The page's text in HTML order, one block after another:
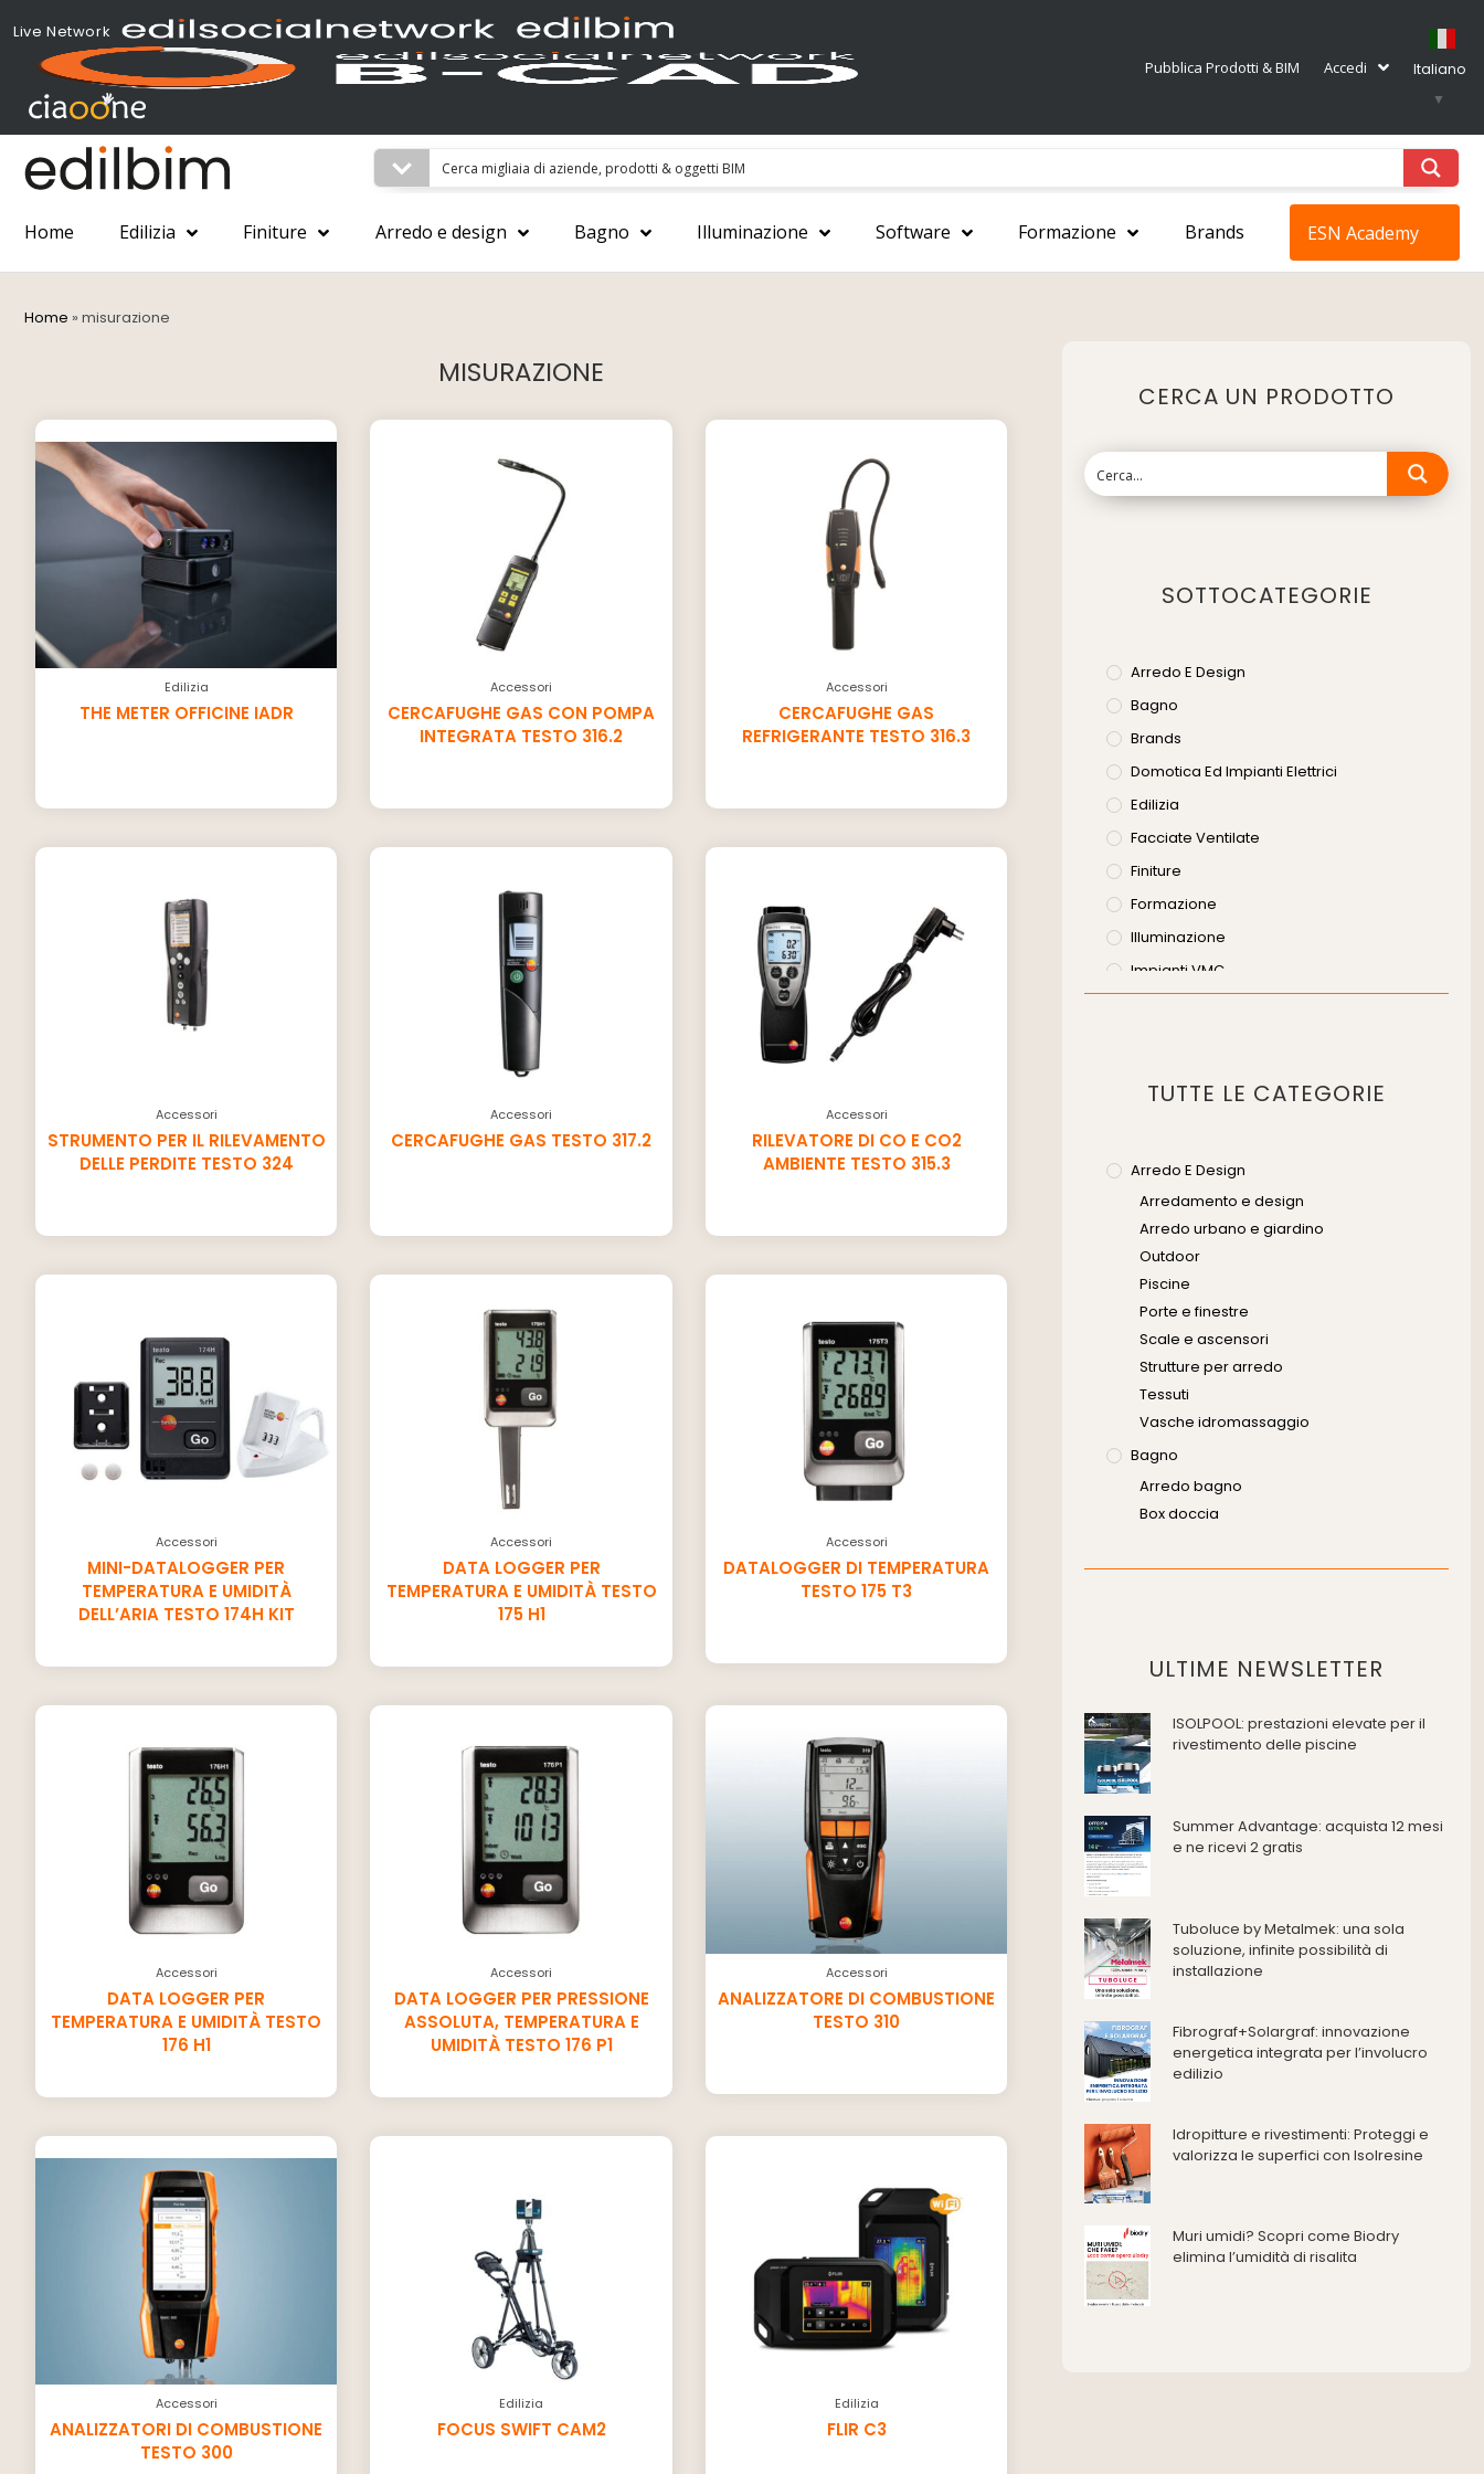
Live Network
Pubblica Prodotti & BIM Accedi
Italiano
▼
Home Edilizia Finiture Arredo e design Bagno Illuminazione Software Formazione Brands ESN Academy
Home » misurazione
MISURAZIONE
Edilizia
THE METER OFFICINE IADR
Accessori
CERCAFUGHE GAS CON POMPA
INTEGRATA TESTO 316.2
Accessori
CERCAFUGHE GAS
REFRIGERANTE TESTO 316.3
Accessori
STRUMENTO PER IL RILEVAMENTO
DELLE PERDITE TESTO 324
Accessori
CERCAFUGHE GAS TESTO 317.2
Accessori
RILEVATORE DI CO E CO2
AMBIENTE TESTO 315.3
Accessori
MINI-DATALOGGER PER
TEMPERATURA E UMIDITÀ
DELL’ARIA TESTO 174H KIT
Accessori
DATA LOGGER PER
TEMPERATURA E UMIDITÀ TESTO
175 H1
Accessori
DATALOGGER DI TEMPERATURA
TESTO 175 T3
Accessori
DATA LOGGER PER
TEMPERATURA E UMIDITÀ TESTO
176 H1
Accessori
DATA LOGGER PER PRESSIONE
ASSOLUTA, TEMPERATURA E
UMIDITÀ TESTO 176 P1
Accessori
ANALIZZATORE DI COMBUSTIONE
TESTO 310
Accessori
ANALIZZATORI DI COMBUSTIONE
TESTO 300
Edilizia
FOCUS SWIFT CAM2
Edilizia
FLIR C3
CERCA UN PRODOTTO
SOTTOCATEGORIE
Arredo E Design
Bagno
Brands
Domotica Ed Impianti Elettrici
Edilizia
Facciate Ventilate
Finiture
Formazione
Illuminazione
Impianti VMC
Risanamento E Restauro
Servizi
Software
TUTTE LE CATEGORIE
Arredo E Design
Arredamento e design
Arredo urbano e giardino
Outdoor
Piscine
Porte e finestre
Scale e ascensori
Strutture per arredo
Tessuti
Vasche idromassaggio
Bagno
Arredo bagno
Box doccia
Placche di comando per wc
Termostati
Accessori
Antincendio e sicurezza
Attrezzature manuali
Cappe d'aspirazione
Consolidamento
Deumidificazione
Domotica e impianti elettrici
Energie rinnovabili
Impermeabilizzazione
Impianti idrici e depurazione
Impianti termici e climatizzazione
Isolamento
Materiali da costruzione
Pannelli
Pareti Interne
Reti di adduzione gas
ULTIME NEWSLETTER
ISOLPOOL: prestazioni elevate per il
rivestimento delle piscine
Summer Advantage: acquista 12 mesi
e ne ricevi 2 gratis
Tuboluce by Metalmek: una sola
soluzione, infinite possibilità di
installazione
Fibrograf+Solargraf: innovazione
energetica integrata per l’involucro
edilizio
Idropitture e rivestimenti: Proteggi e
valorizza le superfici con Isolresine
Muri umidi? Scopri come Biodry
elimina l’umidità di risalita